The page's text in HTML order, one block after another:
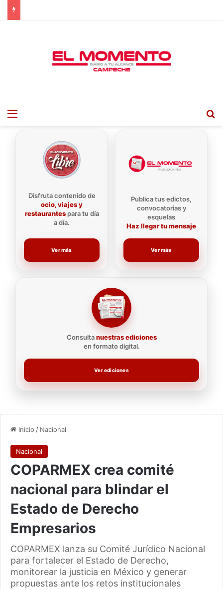
Menu
Disfruta contenido de
ocio, viajes y
restaurantespara tu día
a día.
Ver más
Consultanuestras ediciones
en formato digital.
Ver ediciones
Publica tus edictos,
convocatorias y
esquelas
Haz llegar tu mensaje
Ver más
Inicio / Nacional
Nacional
COPARMEX crea comité
nacional para blindar el
Estado de Derecho
Empresarios
COPARMEX lanza su Comité Jurídico Nacional
para fortalecer el Estado de Derecho,
monitorear la justicia en México y generar
propuestas ante los retos institucionales